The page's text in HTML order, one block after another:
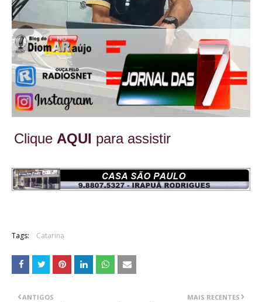
Clique AQUI para assistir
Tags: Catarina
MAIS RECENTES
ANTIGOS